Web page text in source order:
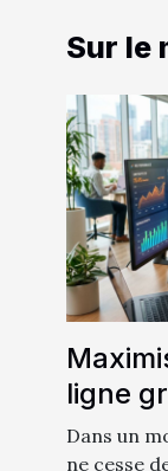
Sur le
ligne
site
Dans un
ne cesse